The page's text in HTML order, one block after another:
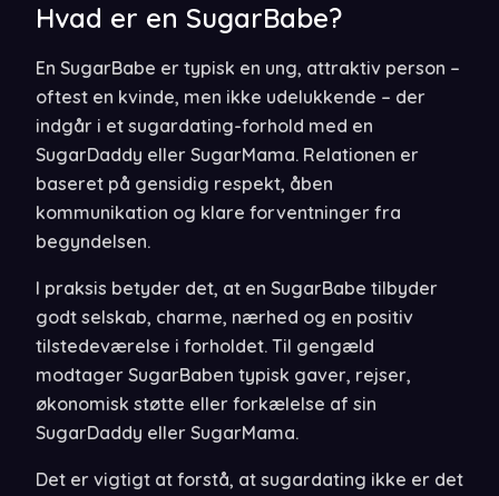
Hvad er en SugarBabe?
En SugarBabe er typisk en ung, attraktiv person –
oftest en kvinde, men ikke udelukkende – der
indgår i et sugardating-forhold med en
SugarDaddy eller SugarMama. Relationen er
baseret på gensidig respekt, åben
kommunikation og klare forventninger fra
begyndelsen.
I praksis betyder det, at en SugarBabe tilbyder
godt selskab, charme, nærhed og en positiv
tilstedeværelse i forholdet. Til gengæld
modtager SugarBaben typisk gaver, rejser,
økonomisk støtte eller forkælelse af sin
SugarDaddy eller SugarMama.
Det er vigtigt at forstå, at sugardating ikke er det